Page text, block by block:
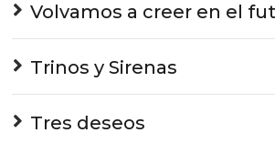
Volvamos a creer en el
Trinos y Sirenas
Tres deseos